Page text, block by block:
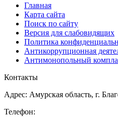
Главная
Карта сайта
Поиск по сайту
Версия для слабовидящих
Политика
Антикоррупционная
Антимонопольный
Контакты
Адрес: Амурская область, г.
Телефон: